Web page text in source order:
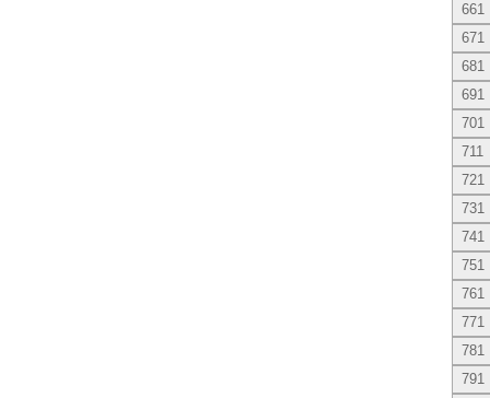
661
671
681
691
701
711
721
731
741
751
761
771
781
791